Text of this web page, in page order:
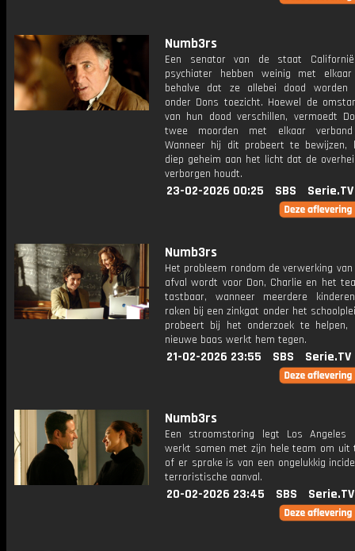
Numb3rs
Een senator van de staat
psychiater hebben weinig met elkaar
behalve dat ze allebei dood worden
onder Dons toezicht. Hoewel de
van hun dood verschillen, vermoedt
twee moorden met elkaar verband
Wanneer hij dit probeert te bewijzen,
diep geheim aan het licht dat de
verborgen houdt.
23-02-2026 00:25 SBS Serie.TV
Numb3rs
Het probleem rondom de verwerking
afval wordt voor Don, Charlie en het
tastbaar, wanneer meerdere
raken bij een zinkgat onder het
probeert bij het onderzoek te helpen,
nieuwe baas werkt hem tegen.
21-02-2026 23:55 SBS Serie.TV
Numb3rs
Een stroomstoring legt Los Angeles
werkt samen met zijn hele team om uit
of er sprake is van een ongelukkig
terroristische aanval.
20-02-2026 23:45 SBS Serie.TV